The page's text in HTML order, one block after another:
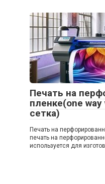
Печать на
пленке(one
сетка)
Печать на
печать на
используется для